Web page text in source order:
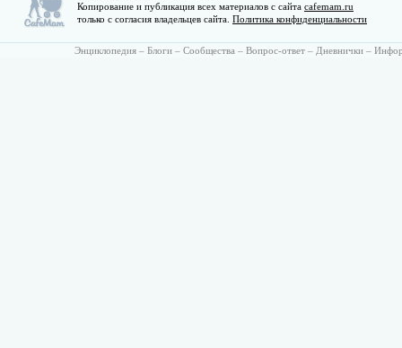
Копирование и публикация всех материалов с сайта cafemam.ru
только с согласия владельцев сайта. Политика конфиденциальности
Энциклопедия – Блоги – Сообщества – Вопрос-ответ – Дневнички –